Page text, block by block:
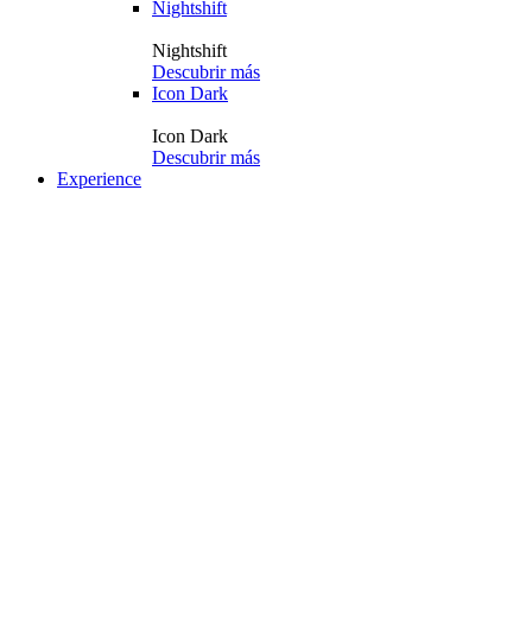
Nightshift
Nightshift
Descubrir más
Icon Dark
Icon Dark
Descubrir más
Experience